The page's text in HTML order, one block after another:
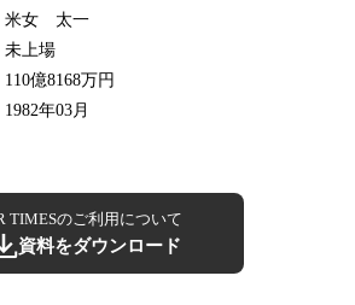
米女 太一
未上場
110億8168万円
1982年03月
TIMESのご利用について
資料をダウンロード